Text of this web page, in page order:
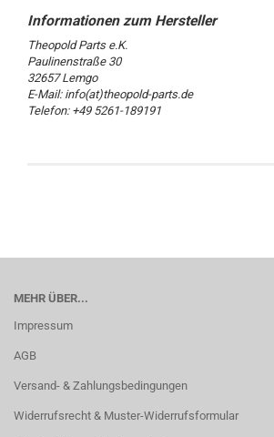
Theopold Parts e.K.
Paulinenstraße 30
32657 Lemgo
E-Mail: info(at)theopold-parts.de
Telefon: +49 5261-189191
MEHR ÜBER...
Impressum
AGB
Versand- & Zahlungsbedingungen
Widerrufsrecht & Muster-Widerrufsformular